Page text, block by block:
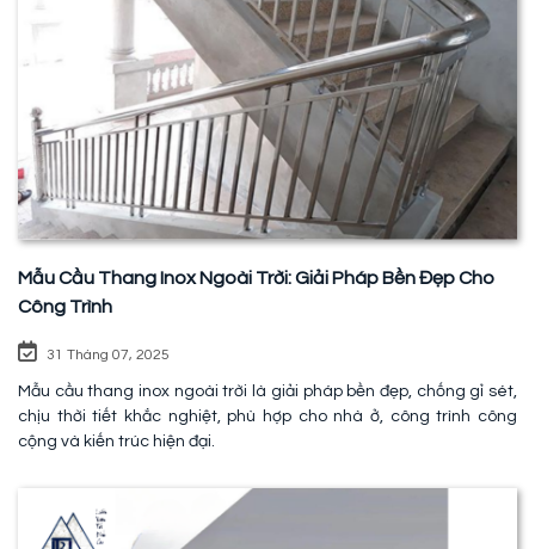
Mẫu Cầu Thang Inox Ngoài Trời: Giải Pháp Bền Đẹp Cho
Công Trình
31 Tháng 07, 2025
Mẫu cầu thang inox ngoài trời là giải pháp bền đẹp, chống gỉ sét,
chịu thời tiết khắc nghiệt, phù hợp cho nhà ở, công trình công
cộng và kiến trúc hiện đại.